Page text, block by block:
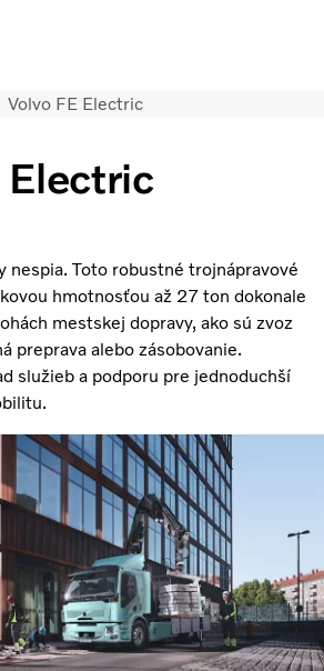
Shop Prihlásiť saSlovenská Republika
Volvo FE Electric
Electric
nespia. Toto robustné trojnápravové
hmotnosťou až 27 ton dokonale
mestskej dopravy, ako sú zvoz
preprava alebo zásobovanie.
služieb a podporu pre jednoduchší